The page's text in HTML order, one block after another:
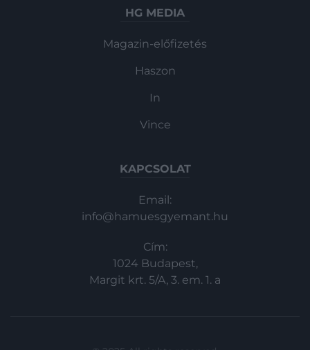
HG MEDIA
Magazin-előfizetés
Haszon
In
Vince
KAPCSOLAT
Email:
info@hamuesgyemant.hu
Cím:
1024 Budapest,
Margit krt. 5/A, 3. em. 1. a